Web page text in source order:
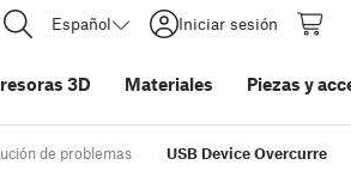
Español Iniciar sesión
3D Materiales Piezas y
de problemas USB Device Overcurrent